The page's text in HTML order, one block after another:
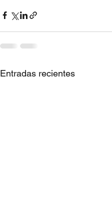
Entradas recientes